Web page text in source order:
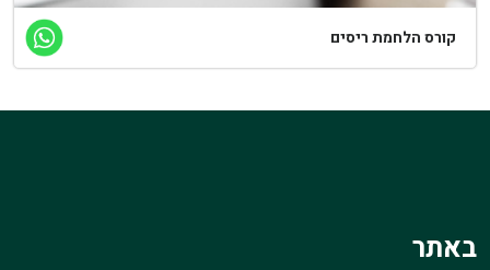
קורס הלחמת ריסים
באתר